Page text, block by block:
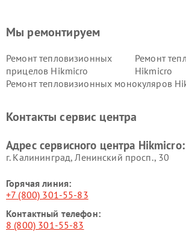
Мы ремонтируем
Ремонт тепловизионных
прицелов Hikmicro
Ремонт
Hikmicro
Ремонт тепловизионных монокуляров
Контакты сервис центра
Адрес сервисного центра Hikmicro:
г. Калининград, Ленинский просп., 30
Горячая линия:
+7 (800) 301-55-83
Контактный телефон:
8 (800) 301-55-83